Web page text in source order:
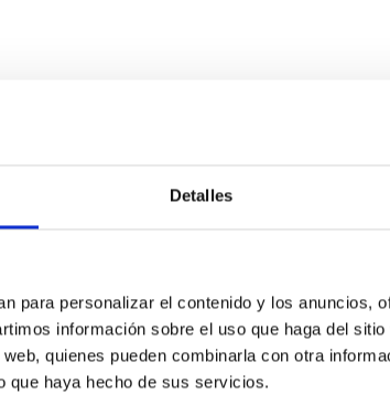
Detalles
para personalizar el contenido y los anuncios,
información sobre el uso que haga del
quienes pueden combinarla con otra
que haya hecho de sus servicios.